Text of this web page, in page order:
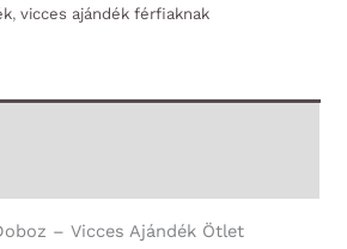
,vicces ajándék férfiaknak
– Vicces Ajándék Ötlet